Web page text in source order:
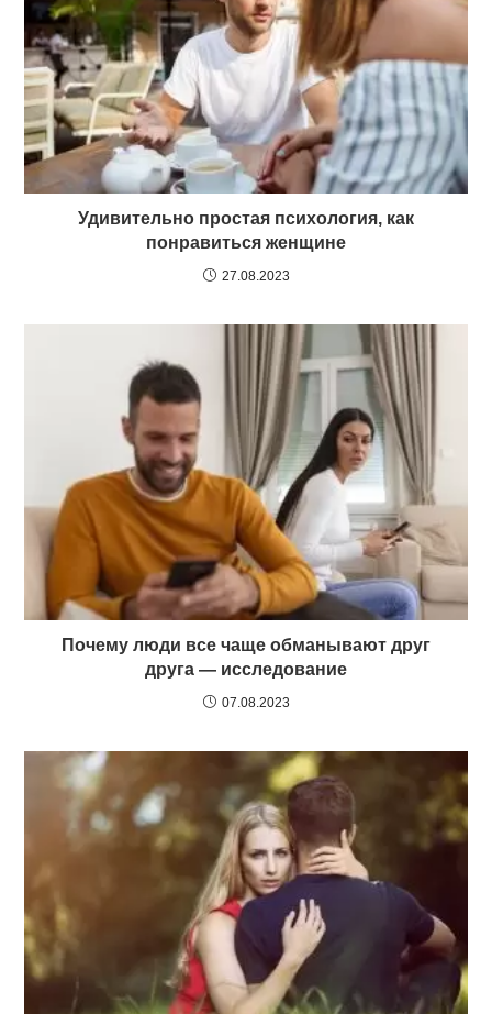
Удивительно простая психология, как
понравиться женщине
27.08.2023
Почему люди все чаще обманывают друг
друга — исследование
07.08.2023